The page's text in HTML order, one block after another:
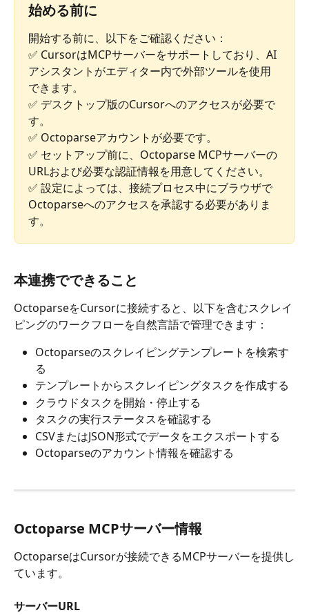
始める前に
開始する前に、以下をご確認ください：
✅ CursorはMCPサーバーをサポートしており、AI
アシスタントがエディター内で外部ツールを使用
できます。
✅ デスクトップ版のCursorへのアクセスが必要で
す。
✅ Octoparseアカウントが必要です。
✅ セットアップ前に、Octoparse MCPサーバーの
URLおよび必要な認証情報を用意してください。
✅ 設定によっては、接続プロセス中にブラウザで
Octoparseへのアクセスを承認する必要がありま
す。
本連携でできること
OctoparseをCursorに接続すると、以下を含むスクレイ
ピングのワークフローを自然言語で管理できます：
Octoparseのスクレイピングテンプレートを検索す
る
テンプレートからスクレイピングタスクを作成する
クラウドタスクを開始・停止する
タスクの実行ステータスを確認する
CSVまたはJSON形式でデータをエクスポートする
Octoparseのアカウント情報を確認する
Octoparse MCPサーバー情報
OctoparseはCursorが接続できるMCPサーバーを提供し
ています。
サーバーURL